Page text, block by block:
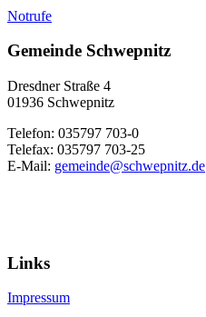
Notrufe
Gemeinde Schwepnitz
Dresdner Straße 4
01936 Schwepnitz
Telefon: 035797 703-0
Telefax: 035797 703-25
E-Mail: gemeinde@schwepnitz.de
Links
Impressum